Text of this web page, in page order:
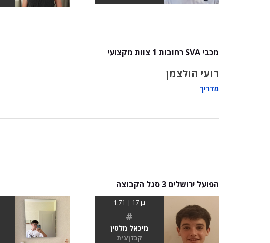
מכבי SVA רחובות 1 צוות מקצועי
רועי הולצמן
מדריך
הפועל ירושלים 3 סגל הקבוצה
בן 17 | 1.71
#
מיכאל מלטין
קבלן/נית